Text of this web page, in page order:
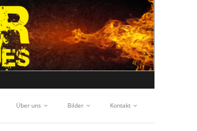
Über uns Bilder Kontakt